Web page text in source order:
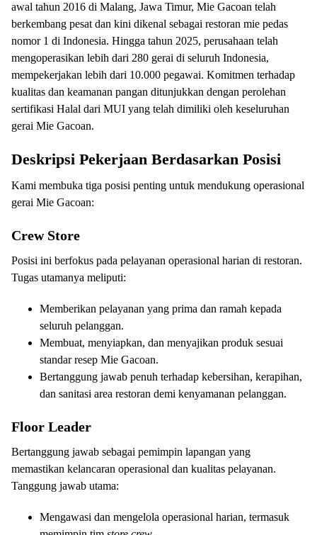
awal tahun 2016 di Malang, Jawa Timur, Mie Gacoan telah
berkembang pesat dan kini dikenal sebagai restoran mie pedas
nomor 1 di Indonesia. Hingga tahun 2025, perusahaan telah
mengoperasikan lebih dari 280 gerai di seluruh Indonesia,
mempekerjakan lebih dari 10.000 pegawai. Komitmen terhadap
kualitas dan keamanan pangan ditunjukkan dengan perolehan
sertifikasi Halal dari MUI yang telah dimiliki oleh keseluruhan
gerai Mie Gacoan.
Deskripsi Pekerjaan Berdasarkan Posisi
Kami membuka tiga posisi penting untuk mendukung operasional
gerai Mie Gacoan:
Crew Store
Posisi ini berfokus pada pelayanan operasional harian di restoran.
Tugas utamanya meliputi:
Memberikan pelayanan yang prima dan ramah kepada
seluruh pelanggan.
Membuat, menyiapkan, dan menyajikan produk sesuai
standar resep Mie Gacoan.
Bertanggung jawab penuh terhadap kebersihan, kerapihan,
dan sanitasi area restoran demi kenyamanan pelanggan.
Floor Leader
Bertanggung jawab sebagai pemimpin lapangan yang
memastikan kelancaran operasional dan kualitas pelayanan.
Tanggung jawab utama:
Mengawasi dan mengelola operasional harian, termasuk